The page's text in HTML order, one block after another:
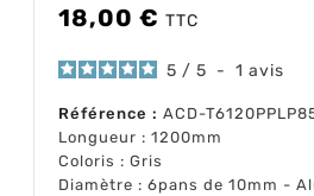
18,00 € TTC
5 / 5 - 1 avis
Référence : ACD-
Longueur : 1200mm
Coloris : Gris
Diamètre : 6pans de 10mm -